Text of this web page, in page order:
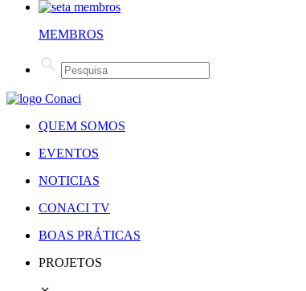
MEMBROS
QUEM SOMOS
EVENTOS
NOTICIAS
CONACI TV
BOAS PRÁTICAS
PROJETOS